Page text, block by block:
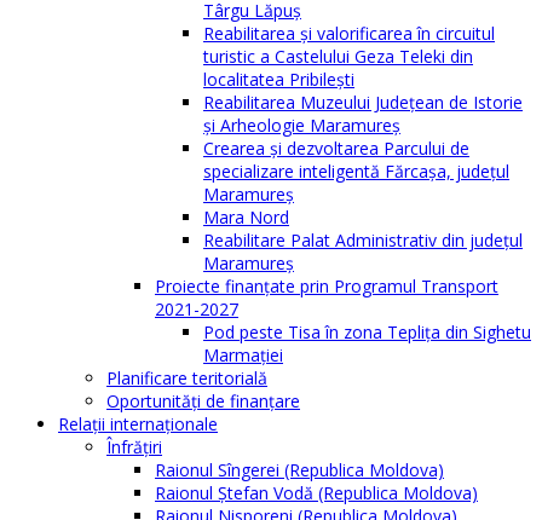
Târgu Lăpuș
Reabilitarea și valorificarea în circuitul
turistic a Castelului Geza Teleki din
localitatea Pribilești
Reabilitarea Muzeului Județean de Istorie
și Arheologie Maramureș
Crearea și dezvoltarea Parcului de
specializare inteligentă Fărcașa, județul
Maramureș
Mara Nord
Reabilitare Palat Administrativ din județul
Maramureș
Proiecte finanțate prin Programul Transport
2021-2027
Pod peste Tisa în zona Teplița din Sighetu
Marmației
Planificare teritorială
Oportunităţi de finanţare
Relaţii internaţionale
Înfrăţiri
Raionul Sîngerei (Republica Moldova)
Raionul Ștefan Vodă (Republica Moldova)
Raionul Nisporeni (Republica Moldova)